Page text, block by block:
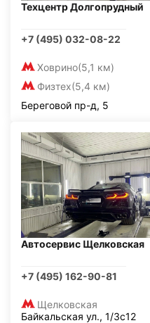
Техцентр Долгопрудный
+7 (495) 032-08-22
Ховрино(5,1 км)
Физтех(5,4 км)
Береговой пр-д, 5
Автосервис Щелковская
+7 (495) 162-90-81
Щелковская
Байкальская ул., 1/3с12